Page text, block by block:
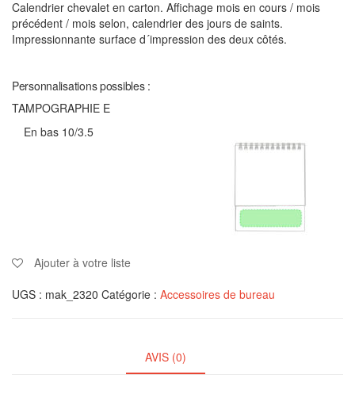
Calendrier chevalet en carton. Affichage mois en cours / mois
précédent / mois selon, calendrier des jours de saints.
Impressionnante surface d´impression des deux côtés.
Personnalisations possibles :
TAMPOGRAPHIE E
En bas 10/3.5
Ajouter à votre liste
UGS : mak_2320 Catégorie : Accessoires de bureau
AVIS (0)